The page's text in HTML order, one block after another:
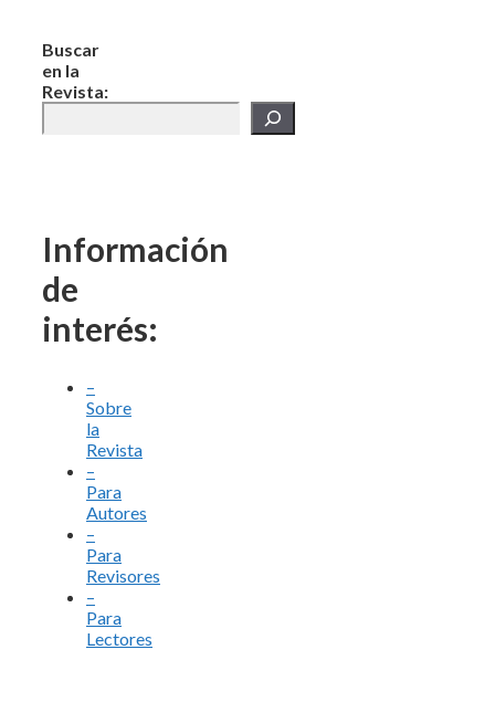
Buscar
en la
Revista:
Información
de
interés:
–
Sobre
la
Revista
–
Para
Autores
–
Para
Revisores
–
Para
Lectores